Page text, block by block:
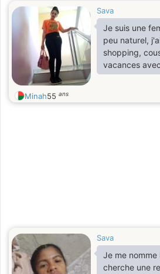
Sava
Je suis une
peu naturel,
shopping,
vacances
Minah55 ans
Sava
Je me nomme
cherche une